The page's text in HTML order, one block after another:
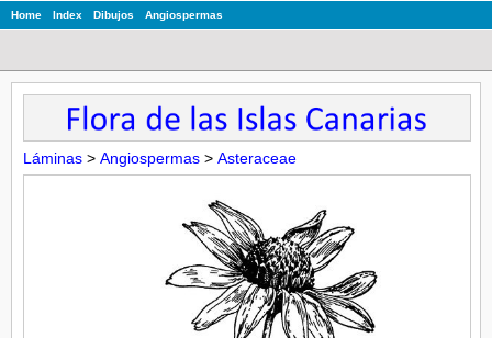
Home Index Dibujos Angiospermas
Láminas > Angiospermas > Asteraceae